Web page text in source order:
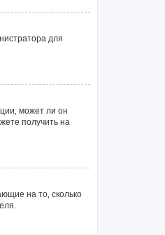
для
может ли он
получить на
на то, сколько